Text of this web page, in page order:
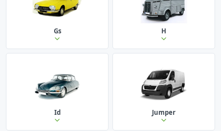
Gs H
Id Jumper